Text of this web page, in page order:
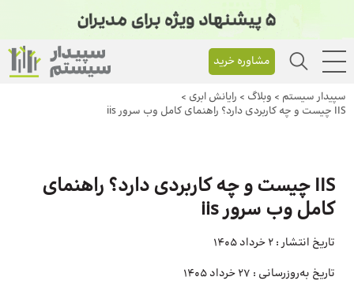
مشاوره خرید
سپیدار سیستم > وبلاگ > رایانش ابری >
IIS چیست و چه کاربردی دارد؟ راهنمای کامل وب سرور iis
IIS چیست و چه کاربردی دارد؟ راهنمای
کامل وب سرور iis
تاریخ انتشار : 2 خرداد 1405
تاریخ به‌روزرسانی : 27 خرداد 1405